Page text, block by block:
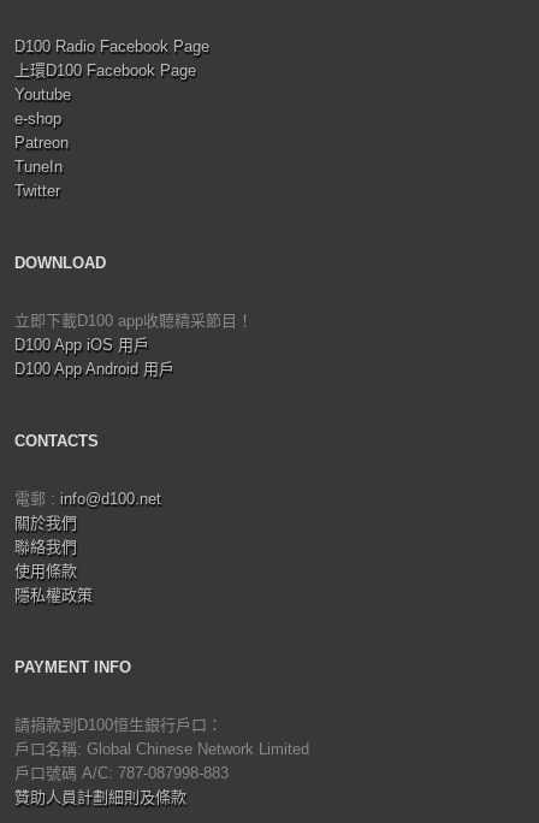
D100 Radio Facebook Page
上環D100 Facebook Page
Youtube
e-shop
Patreon
TuneIn
Twitter
DOWNLOAD
立即下載D100 app收聽精采節目！
D100 App iOS 用戶
D100 App Android 用戶
CONTACTS
電郵 : info@d100.net
關於我們
聯絡我們
使用條款
隱私權政策
PAYMENT INFO
請捐款到D100恒生銀行戶口：
戶口名稱: Global Chinese Network Limited
戶口號碼 A/C: 787-087998-883
贊助人員計劃細則及條款